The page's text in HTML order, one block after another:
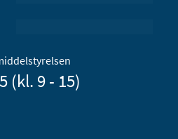
(kl. 9 - 15)